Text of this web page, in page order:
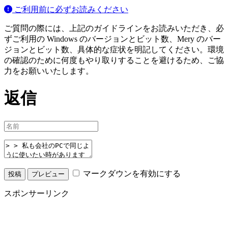
ご利用前に必ずお読みください
ご質問の際には、上記のガイドラインをお読みいただき、必
ずご利用の Windows のバージョンとビット数、Mery のバー
ジョンとビット数、具体的な症状を明記してください。環境
の確認のために何度もやり取りすることを避けるため、ご協
力をお願いいたします。
返信
マークダウンを有効にする
スポンサーリンク